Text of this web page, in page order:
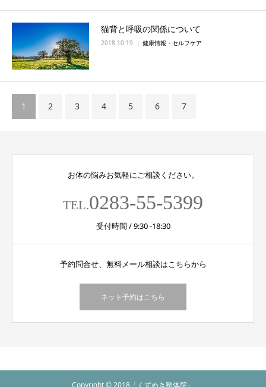
猫背と呼吸の関係について
2018.10.19 健康情報・セルフケア
1 2 3 4 5 6 7
お体の悩みお気軽にご相談ください。
TEL.0283-55-5399
受付時間 / 9:30 -18:30
予約問合せ、無料メール相談はこちらから
ネット予約はこちら